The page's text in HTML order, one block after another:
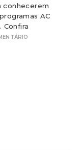
conhecerem
AC
Confira